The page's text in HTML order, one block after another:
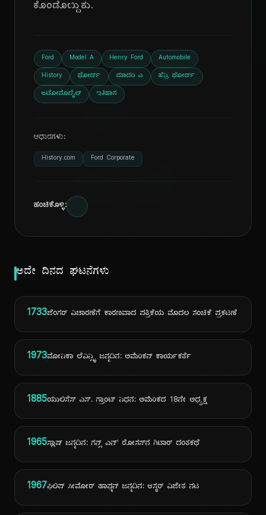
ದಿ
ಕೊಂಡೊಯ್ದಿತು.
Ford Model A Henry Ford Automobile
History ಫೋರ್ಡ್ ಮಾದರಿ ಎ ಹೆನ್ರಿ ಫೋರ್ಡ್
ಆಟೋಮೊಬೈಲ್ ಇತಿಹಾಸ
ಆಧಾರಗಳು:
History.com Ford Corporate
ಹಂಚಿಕೊಳ್ಳಿ:
ಅದೇ ದಿನದ ಘಟನೆಗಳು
1733ಜೆಂಗರ್ ವಿಚಾರಣೆಗೆ ಕಾರಣವಾದ ಪತ್ರಿಕೆಯ ಮೊದಲ ಸಂಚಿಕೆ ಪ್ರಕಟಣೆ
1973ಮೋನಿಕಾ ಲೆವಿನ್ಸ್ಕಿ ಜನ್ಮದಿನ: ಅಮೆರಿಕನ್ ಕಾರ್ಯಕರ್ತೆ
1885ಯುಲಿಸೆಸ್ ಎಸ್. ಗ್ರಾಂಟ್ ನಿಧನ: ಅಮೆರಿಕದ 18ನೇ ಅಧ್ಯಕ್ಷ
1965ಸ್ಲಾಷ್ ಜನ್ಮದಿನ: ಗನ್ಸ್ ಎನ್' ರೋಸಸ್‌ನ ಗಿಟಾರ್ ದಂತಕಥೆ
1967ಫಿಲಿಪ್ ಸೀಮೋರ್ ಹಾಫ್ಮನ್ ಜನ್ಮದಿನ: ಆಸ್ಕರ್ ವಿಜೇತ ನಟ